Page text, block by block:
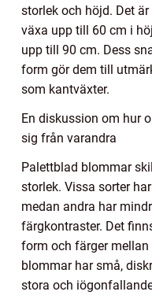
storlek och höjd. Det
växa upp till 60 cm i
upp till 90 cm. Dess
form gör dem till
som kantväxter.
En diskussion om hur
sig från varandra
Palettblad blommar
storlek. Vissa sorter
medan andra har
färgkontraster. Det
form och färger
blommar har små,
stora och